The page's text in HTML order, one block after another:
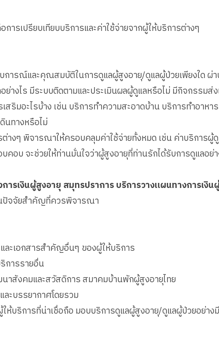
ารเปรียบเทียบบริการและค่าใช้จ่ายจากผู้ให้บริการต่างๆ
รณ์และคุณสมบัติในการดูแลผู้สูงอายุ/ดูแลผู้ป่วยเพียงใด ผ่า
งไร มีระบบติดตามและประเมินผลผู้ดูแลหรือไม่ มีกิจกรรม
ริมอะไรบ้าง เช่น บริการทำความสะอาดบ้าน บริการทำอาห
นทางหรือไม่
ต่างๆ พิจารณาให้ครอบคลุมค่าใช้จ่ายทั้งหมด เช่น ค่าบริการ
คอบ จะช่วยให้ท่านมั่นใจว่าผู้สูงอายุที่ท่านรักได้รับการดูแล
รเงินผู้สูงอายุ สมุทรปราการ บริการวางแผนทางการเงิ
นปัจจัยสำคัญที่ควรพิจารณา
ละเอกสารสำคัญอื่นๆ ของผู้ให้บริการ
การรายอื่น
าสังคมและสวัสดิการ สมาคมบ้านพักผู้สูงอายุไทย
ะบรรยากาศโดยรวม
ให้บริการที่น่าเชื่อถือ มอบบริการดูแลผู้สูงอายุ/ดูแลผู้ป่วยอย่